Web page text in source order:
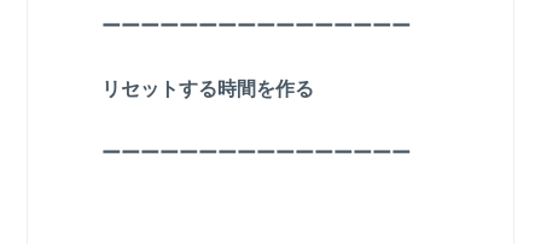
ーーーーーーーーーーーーーーーー
リセットする時間を作る
ーーーーーーーーーーーーーーーー